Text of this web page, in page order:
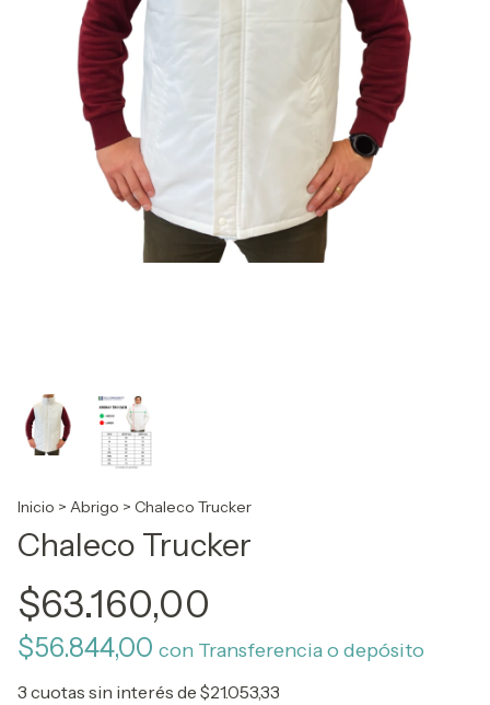
Inicio > Abrigo > Chaleco Trucker
Chaleco Trucker
$63.160,00
$56.844,00 con Transferencia o depósito
3 cuotas sin interés de $21.053,33